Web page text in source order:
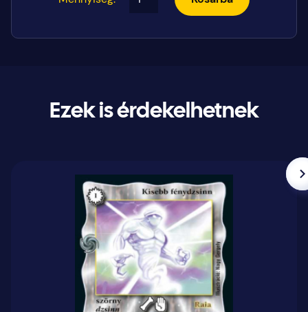
Ezek is érdekelhetnek